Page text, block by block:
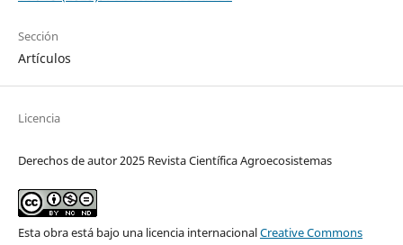
Sección
Artículos
Licencia
Derechos de autor 2025 Revista Científica Agroecosistemas
Esta obra está bajo una licencia internacionalCreative Commons